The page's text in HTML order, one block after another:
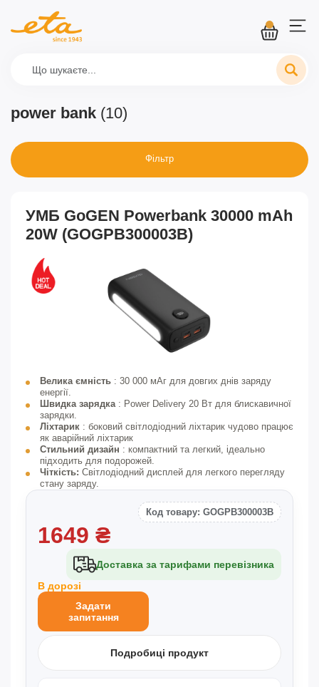
power bank (10)
Фільтр
УМБ GoGEN Powerbank 30000 mAh
20W (GOGPB300003B)
Велика ємність : 30 000 мАг для довгих днів заряду
енергії.
Швидка зарядка : Power Delivery 20 Вт для блискавичної
зарядки.
Ліхтарик : боковий світлодіодний ліхтарик чудово працює
як аварійний ліхтарик
Стильний дизайн : компактний та легкий, ідеально
підходить для подорожей.
Чіткість: Світлодіодний дисплей для легкого перегляду
стану заряду.
Код товару: GOGPB300003B
1649 ₴
Доставка за тарифами перевізника
В дорозі
Задати
запитання
Подробиці продукт